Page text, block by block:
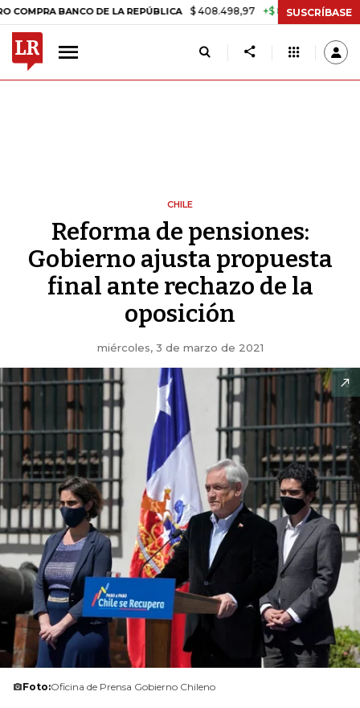
BANCO DE LA REPÚBLICA $ 408.498,97 +$ 8.753,81 +2,19%
SUSCRÍBASE
CHILE
Reforma de pensiones:
Gobierno ajusta propuesta
final ante rechazo de la
oposición
miércoles, 3 de marzo de 2021
Foto:Oficina de Prensa Gobierno Chileno